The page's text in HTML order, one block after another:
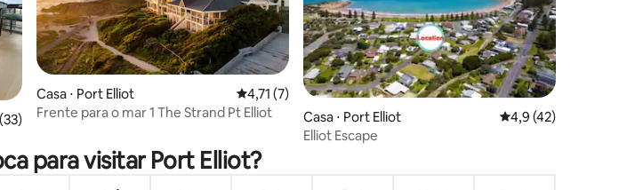
uma avaliação média de 5, 33 avaliações
Casa ⋅ Port Elliot 4,71 de uma avaliação média de 5, 7 avaliações
4,71 (7)
Frente para o mar 1 The Strand Pt Elliot
Casa ⋅ Port Elliot 4,9 de uma
4,9 (42)
Elliot Escape
para visitar Port Elliot?